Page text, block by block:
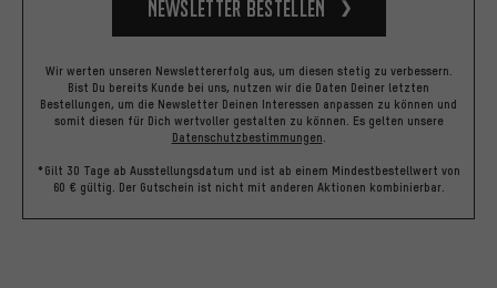
Newsletter bestellen
Wir werten unseren Newslettererfolg aus, um diesen stetig zu verbessern.
Bist Du bereits Kunde bei uns, nutzen wir die Daten Deiner letzten
Bestellungen, um die Newsletter Deinen Interessen anpassen zu können und
somit diesen für Dich wertvoller gestalten zu können. Es gelten unsere
Datenschutzbestimmungen.
*Gilt 30 Tage ab Ausstellungsdatum und ist ab einem Mindestbestellwert von
60 € gültig. Der Gutschein ist nicht mit anderen Aktionen kombinierbar.